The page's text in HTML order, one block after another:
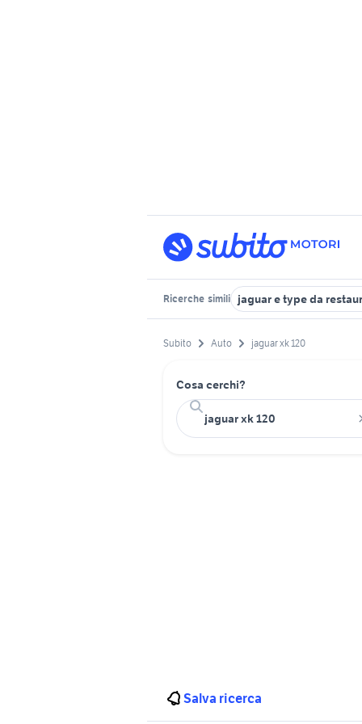
Ricerche simili jaguar e type da
Subito Auto jaguar xk 120
Cosa cerchi?
Salva ricerca